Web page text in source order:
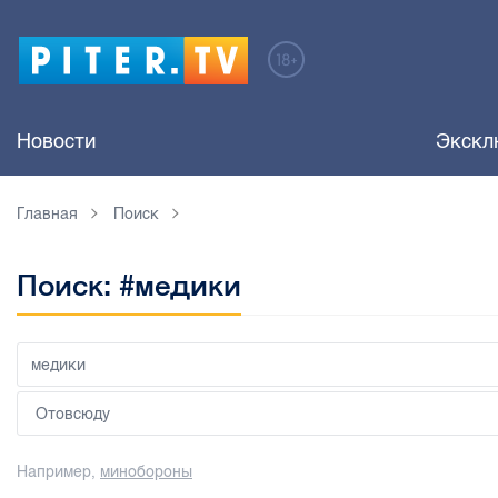
Новости
Главная Поиск
Поиск: #медики
Например, минобороны